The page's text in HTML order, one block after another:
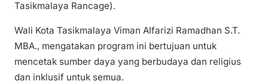
Tasikmalaya Rancage).
Wali Kota Tasikmalaya Viman Alfarizi Ramadhan S.T.
MBA., mengatakan program ini bertujuan untuk
mencetak sumber daya yang berbudaya dan religius
dan inklusif untuk semua.